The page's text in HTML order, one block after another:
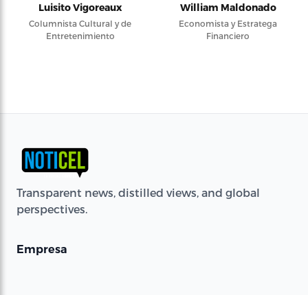
Luisito Vigoreaux
Columnista Cultural y de
Entretenimiento
William Maldonado
Economista y Estratega
Financiero
Transparent news, distilled views, and global
perspectives.
Empresa